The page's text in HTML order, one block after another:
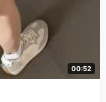
00:52